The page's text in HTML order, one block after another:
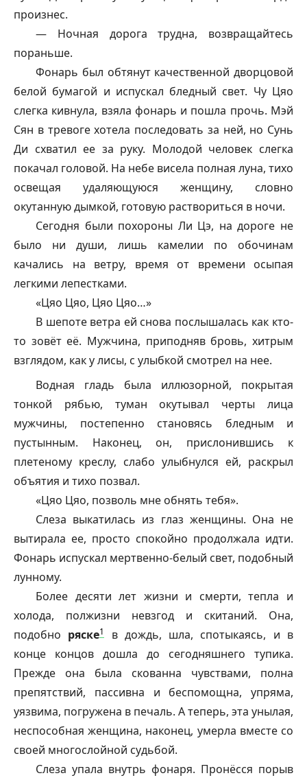
произнес.
— Ночная дорога трудна, возвращайтесь
пораньше.
Фонарь был обтянут качественной дворцовой
белой бумагой и испускал бледный свет. Чу Цяо
слегка кивнула, взяла фонарь и пошла прочь. Мэй
Сян в тревоге хотела последовать за ней, но Сунь
Ди схватил ее за руку. Молодой человек слегка
покачал головой. На небе висела полная луна, тихо
освещая удаляющуюся женщину, словно
окутанную дымкой, готовую раствориться в ночи.
Сегодня были похороны Ли Цэ, на дороге не
было ни души, лишь камелии по обочинам
качались на ветру, время от времени осыпая
легкими лепестками.
«Цяо Цяо, Цяо Цяо…»
В шепоте ветра ей снова послышалась как кто-
то зовёт её. Мужчина, приподняв бровь, хитрым
взглядом, как у лисы, с улыбкой смотрел на нее.
Водная гладь была иллюзорной, покрытая
тонкой рябью, туман окутывал черты лица
мужчины, постепенно становясь бледным и
пустынным. Наконец, он, прислонившись к
плетеному креслу, слабо улыбнулся ей, раскрыл
объятия и тихо позвал.
«Цяо Цяо, позволь мне обнять тебя».
Слеза выкатилась из глаз женщины. Она не
вытирала ее, просто спокойно продолжала идти.
Фонарь испускал мертвенно-белый свет, подобный
лунному.
Более десяти лет жизни и смерти, тепла и
холода, полжизни невзгод и скитаний. Она,
подобно ряске1
в дождь, шла, спотыкаясь, и в
конце концов дошла до сегодняшнего тупика.
Прежде она была скованна чувствами, полна
препятствий, пассивна и беспомощна, упряма,
уязвима, погружена в печаль. А теперь, эта унылая,
неспособная женщина, наконец, умерла вместе со
своей многослойной судьбой.
Слеза упала внутрь фонаря. Пронёсся порыв